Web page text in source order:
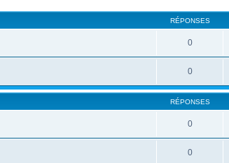
RÉPONSES
0
0
RÉPONSES
0
0